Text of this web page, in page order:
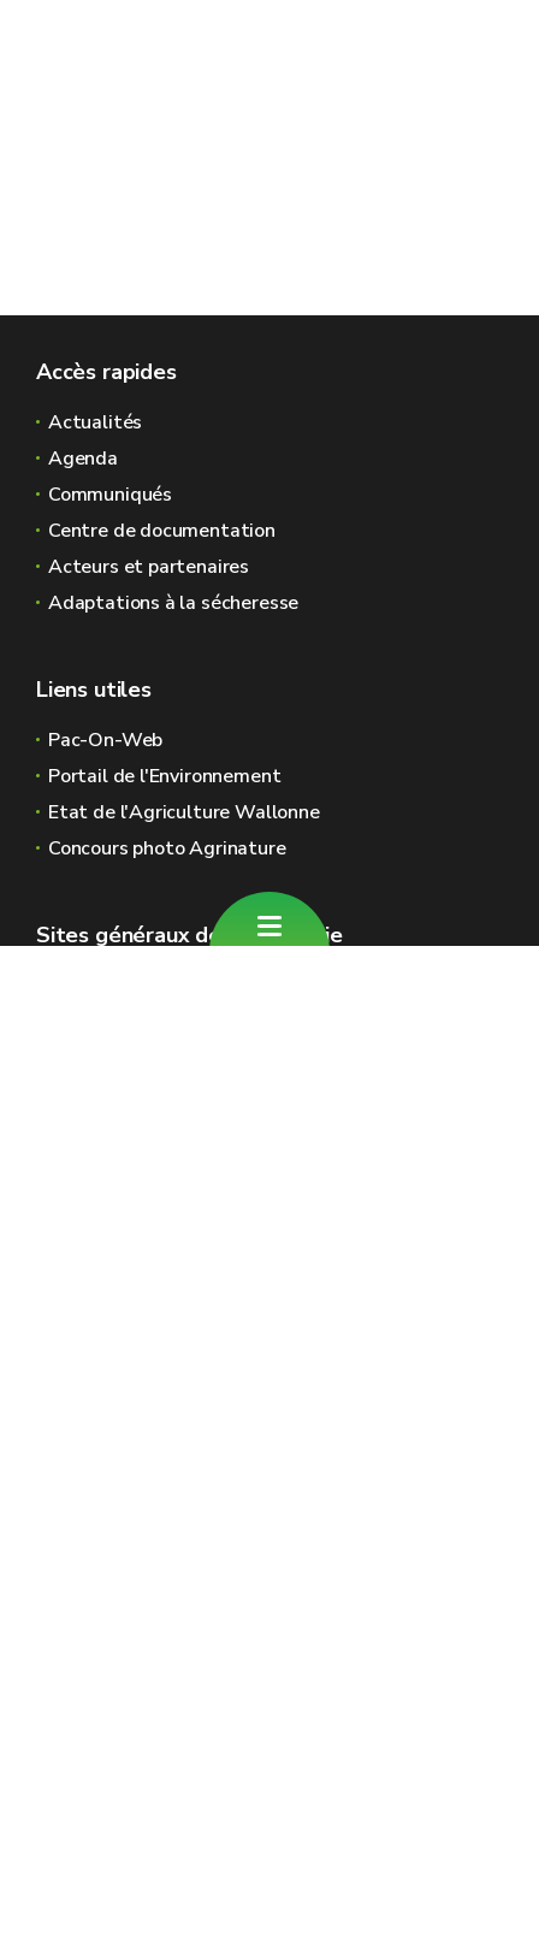
Accès rapides
Actualités
Agenda
Communiqués
Centre de documentation
Acteurs et partenaires
Adaptations à la sécheresse
Liens utiles
Pac-On-Web
Portail de l'Environnement
Etat de l'Agriculture Wallonne
Concours photo Agrinature
Sites généraux de la Wallonie